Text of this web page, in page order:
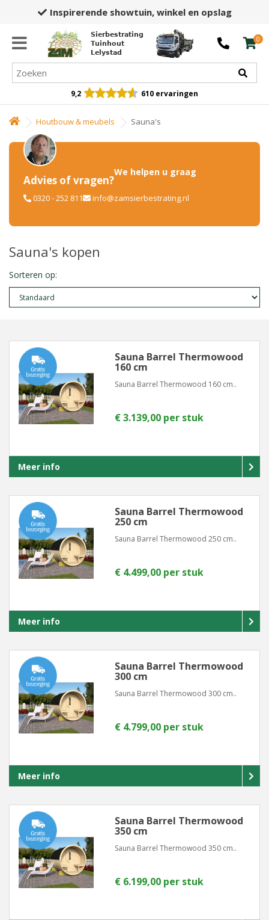
Inspirerende showtuin,winkel en opslag
Sierbestrating
Tuinhout
Lelystad
0
9,2 610 ervaringen
Houtbouw & meubels Sauna's
Advies of vragen?
We helpen u graag
0320 - 252 811 info@zamsierbestrating.nl
Sauna's kopen
Sorteren op:
Sauna Barrel Thermowood
160 cm
Sauna Barrel Thermowood 160 cm..
€ 3.139,00 per stuk
Meer info
Sauna Barrel Thermowood
250 cm
Sauna Barrel Thermowood 250 cm..
€ 4.499,00 per stuk
Meer info
Sauna Barrel Thermowood
300 cm
Sauna Barrel Thermowood 300 cm..
€ 4.799,00 per stuk
Meer info
Sauna Barrel Thermowood
350 cm
Sauna Barrel Thermowood 350 cm..
€ 6.199,00 per stuk